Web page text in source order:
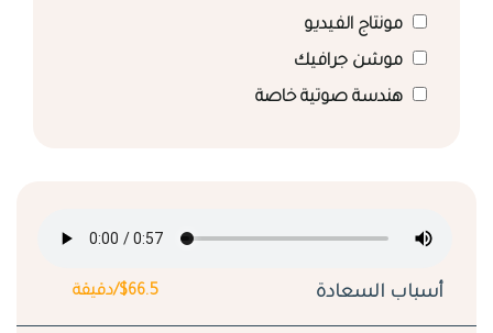
مونتاج الفيديو
موشن جرافيك
هندسة صوتية خاصة
أسباب السعادة $66.5/دقيقة